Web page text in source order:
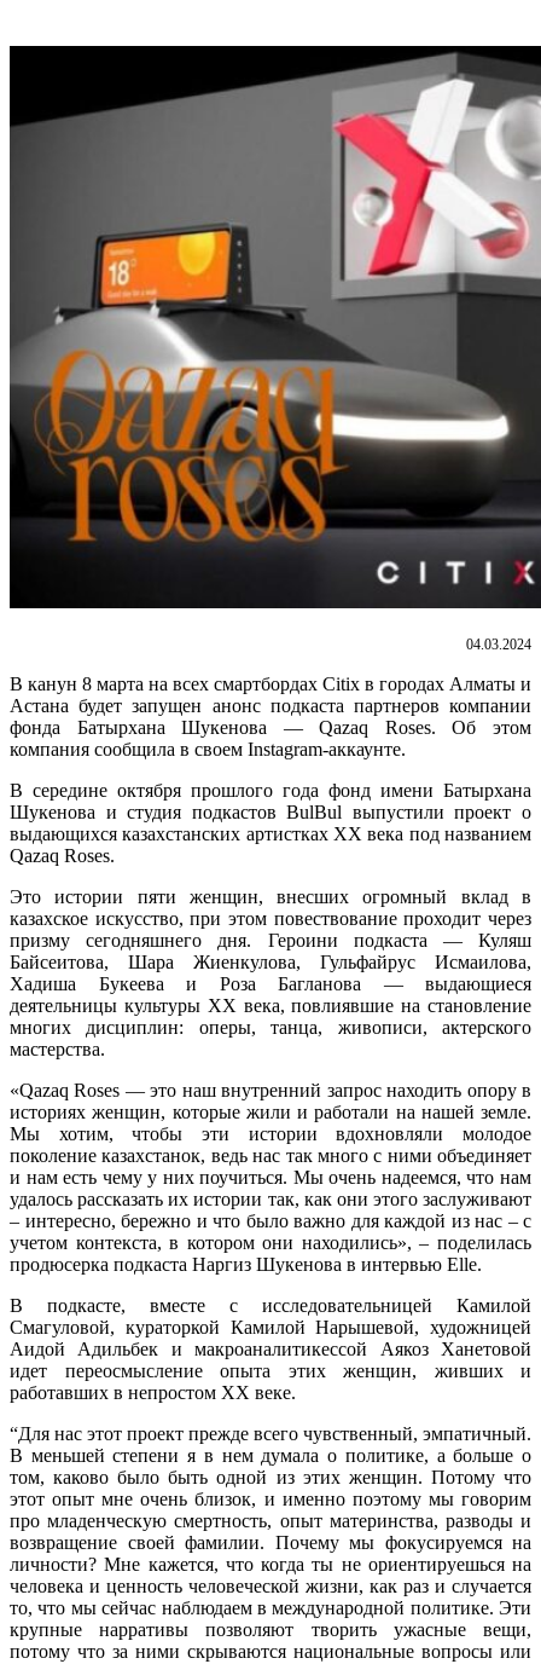
04.03.2024
В канун 8 марта на всех смартбордах Citix в городах Алматы и
Астана будет запущен анонс подкаста партнеров компании
фонда Батырхана Шукенова — Qazaq Roses. Об этом
компания сообщила в своем Instagram-аккаунте.
В середине октября прошлого года фонд имени Батырхана
Шукенова и студия подкастов BulBul выпустили проект о
выдающихся казахстанских артистках XX века под названием
Qazaq Roses.
Это истории пяти женщин, внесших огромный вклад в
казахское искусство, при этом повествование проходит через
призму сегодняшнего дня. Героини подкаста — Куляш
Байсеитова, Шара Жиенкулова, Гульфайрус Исмаилова,
Хадиша Букеева и Роза Багланова — выдающиеся
деятельницы культуры ХХ века, повлиявшие на становление
многих дисциплин: оперы, танца, живописи, актерского
мастерства.
«Qazaq Roses — это наш внутренний запрос находить опору в
историях женщин, которые жили и работали на нашей земле.
Мы хотим, чтобы эти истории вдохновляли молодое
поколение казахстанок, ведь нас так много с ними объединяет
и нам есть чему у них поучиться. Мы очень надеемся, что нам
удалось рассказать их истории так, как они этого заслуживают
– интересно, бережно и что было важно для каждой из нас – с
учетом контекста, в котором они находились», – поделилась
продюсерка подкаста Наргиз Шукенова в интервью Elle.
В подкасте, вместе с исследовательницей Камилой
Смагуловой, кураторкой Камилой Нарышевой, художницей
Аидой Адильбек и макроаналитикессой Аякоз Ханетовой
идет переосмысление опыта этих женщин, живших и
работавших в непростом ХХ веке.
“Для нас этот проект прежде всего чувственный, эмпатичный.
В меньшей степени я в нем думала о политике, а больше о
том, каково было быть одной из этих женщин. Потому что
этот опыт мне очень близок, и именно поэтому мы говорим
про младенческую смертность, опыт материнства, разводы и
возвращение своей фамилии. Почему мы фокусируемся на
личности? Мне кажется, что когда ты не ориентируешься на
человека и ценность человеческой жизни, как раз и случается
то, что мы сейчас наблюдаем в международной политике. Эти
крупные нарративы позволяют творить ужасные вещи,
потому что за ними скрываются национальные вопросы или